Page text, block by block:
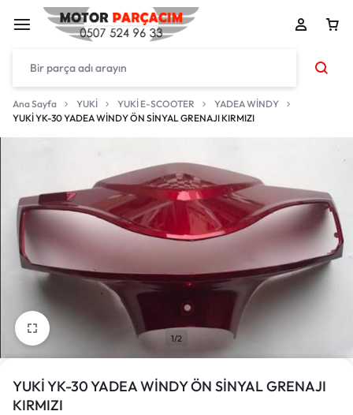
Ana Sayfa YUKİ YUKİ E-SCOOTER
YADEA WİNDY
YUKİ YK-30 YADEA WİNDY ÖN SİNYAL GRENAJI KIRMIZI
1/2
YUKİ YK-30 YADEA WİNDY ÖN SİNYAL GRENAJI
KIRMIZI